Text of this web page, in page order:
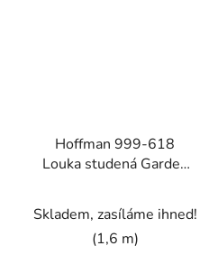
Hoffman 999-618
Louka studená Garden
patchwork
Skladem, zasíláme ihned!
(1,6 m)